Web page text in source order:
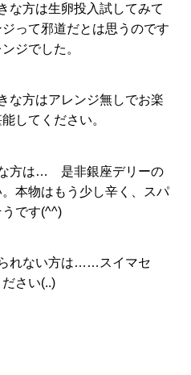
な方は生卵投入試してみて
って邪道だとは思うのです
ジでした。
な方はアレンジ無しでお楽
してください。
方は… 是非銀座デリーの
本物はもう少し辛く、スパ
です(^^)
れない方は……スイマセ
さい(..)